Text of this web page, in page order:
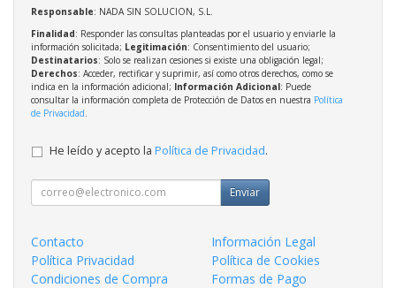
Responsable: NADA SIN SOLUCION, S.L.
Finalidad: Responder las consultas planteadas por el usuario y enviarle la
información solicitada; Legitimación: Consentimiento del usuario;
Destinatarios: Solo se realizan cesiones si existe una obligación legal;
Derechos: Acceder, rectificar y suprimir, así como otros derechos, como se
indica en la información adicional; Información Adicional: Puede
consultar la información completa de Protección de Datos en nuestra Política
de Privacidad
He leído y acepto la Política de Privacidad.
Enviar
Contacto
Información Legal
Política Privacidad
Política de Cookies
Condiciones de Compra
Formas de Pago